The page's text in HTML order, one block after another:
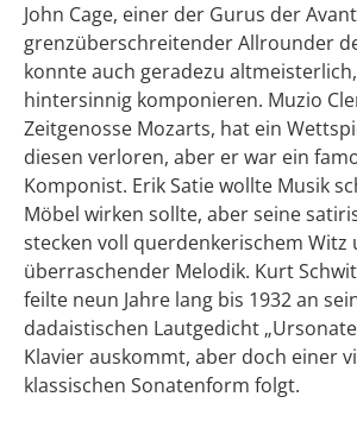
John Cage, einer der Gurus der
grenzüberschreitender Allrounder
konnte auch geradezu
hintersinnig komponieren. Muzio
Zeitgenosse Mozarts, hat ein
diesen verloren, aber er war ein
Komponist. Erik Satie wollte Musik
Möbel wirken sollte, aber seine
stecken voll querdenkerischem Witz
überraschender Melodik. Kurt
feilte neun Jahre lang bis 1932 an
dadaistischen Lautgedicht
Klavier auskommt, aber doch einer
klassischen Sonatenform folgt.